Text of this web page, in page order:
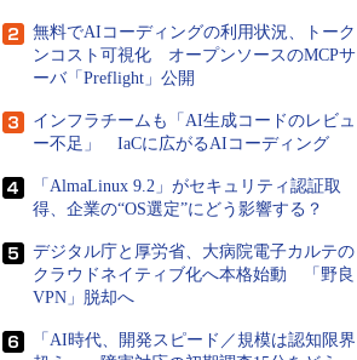
無料でAIコーディングの利用状況、トーク
ンコスト可視化 オープンソースのMCPサ
ーバ「Preflight」公開
インフラチームも「AI生成コードのレビュ
ー不足」 IaCに広がるAIコーディング
「AlmaLinux 9.2」がセキュリティ認証取
得、企業の“OS選定”にどう影響する？
デジタル庁と厚労省、大病院電子カルテの
クラウドネイティブ化へ本格始動 「野良
VPN」脱却へ
「AI時代、開発スピード／規模は認知限界